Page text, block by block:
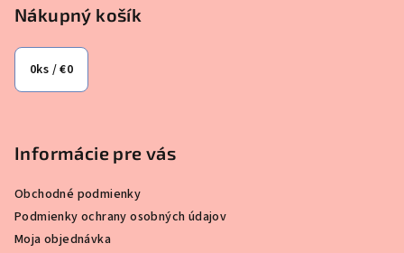
Nákupný košík
0ks /€0
Informácie pre vás
Obchodné podmienky
Podmienky ochrany osobných údajov
Moja objednávka